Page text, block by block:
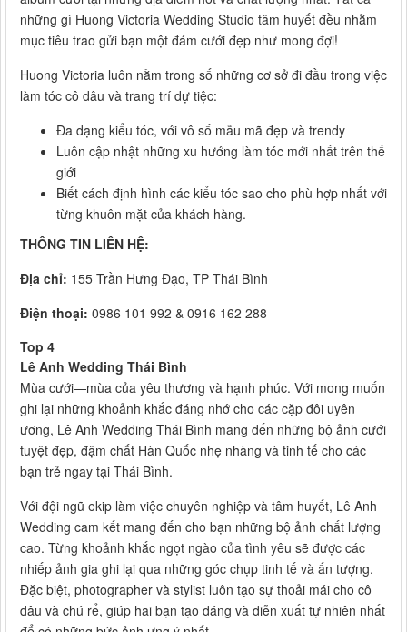
những gì Huong Victoria Wedding Studio tâm huyết đều nhằm
mục tiêu trao gửi bạn một đám cưới đẹp như mong đợi!
Huong Victoria luôn nằm trong số những cơ sở đi đầu trong việc
làm tóc cô dâu và trang trí dự tiệc:
Đa dạng kiểu tóc, với vô số mẫu mã đẹp và trendy
Luôn cập nhật những xu hướng làm tóc mới nhất trên thế
giới
Biết cách định hình các kiểu tóc sao cho phù hợp nhất với
từng khuôn mặt của khách hàng.
THÔNG TIN LIÊN HỆ:
Địa chỉ: 155 Trần Hưng Đạo, TP Thái Bình
Điện thoại: 0986 101 992 & 0916 162 288
Top 4
Lê Anh Wedding Thái Bình
Mùa cưới—mùa của yêu thương và hạnh phúc. Với mong muốn
ghi lại những khoảnh khắc đáng nhớ cho các cặp đôi uyên
ương, Lê Anh Wedding Thái Bình mang đến những bộ ảnh cưới
tuyệt đẹp, đậm chất Hàn Quốc nhẹ nhàng và tinh tế cho các
bạn trẻ ngay tại Thái Bình.
Với đội ngũ ekip làm việc chuyên nghiệp và tâm huyết, Lê Anh
Wedding cam kết mang đến cho bạn những bộ ảnh chất lượng
cao. Từng khoảnh khắc ngọt ngào của tình yêu sẽ được các
nhiếp ảnh gia ghi lại qua những góc chụp tinh tế và ấn tượng.
Đặc biệt, photographer và stylist luôn tạo sự thoải mái cho cô
dâu và chú rể, giúp hai bạn tạo dáng và diễn xuất tự nhiên nhất